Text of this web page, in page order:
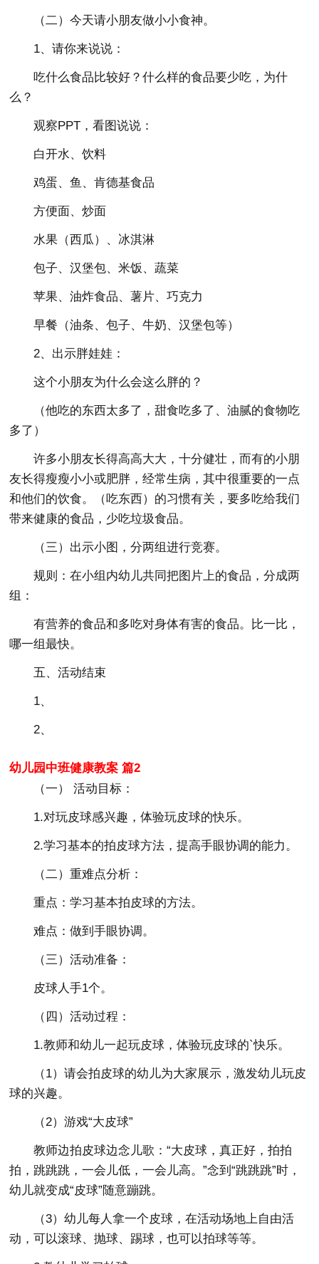
（二）今天请小朋友做小小食神。
1、请你来说说：
吃什么食品比较好？什么样的食品要少吃，为什
么？
观察PPT，看图说说：
白开水、饮料
鸡蛋、鱼、肯德基食品
方便面、炒面
水果（西瓜）、冰淇淋
包子、汉堡包、米饭、蔬菜
苹果、油炸食品、薯片、巧克力
早餐（油条、包子、牛奶、汉堡包等）
2、出示胖娃娃：
这个小朋友为什么会这么胖的？
（他吃的东西太多了，甜食吃多了、油腻的食物吃
多了）
许多小朋友长得高高大大，十分健壮，而有的小朋
友长得瘦瘦小小或肥胖，经常生病，其中很重要的一点
和他们的饮食。（吃东西）的习惯有关，要多吃给我们
带来健康的食品，少吃垃圾食品。
（三）出示小图，分两组进行竞赛。
规则：在小组内幼儿共同把图片上的食品，分成两
组：
有营养的食品和多吃对身体有害的食品。比一比，
哪一组最快。
五、活动结束
1、
2、
幼儿园中班健康教案 篇2
（一） 活动目标：
1.对玩皮球感兴趣，体验玩皮球的快乐。
2.学习基本的拍皮球方法，提高手眼协调的能力。
（二）重难点分析：
重点：学习基本拍皮球的方法。
难点：做到手眼协调。
（三）活动准备：
皮球人手1个。
（四）活动过程：
1.教师和幼儿一起玩皮球，体验玩皮球的`快乐。
（1）请会拍皮球的幼儿为大家展示，激发幼儿玩皮
球的兴趣。
（2）游戏“大皮球”
教师边拍皮球边念儿歌：“大皮球，真正好，拍拍
拍，跳跳跳，一会儿低，一会儿高。”念到“跳跳跳”时，
幼儿就变成“皮球”随意蹦跳。
（3）幼儿每人拿一个皮球，在活动场地上自由活
动，可以滚球、抛球、踢球，也可以拍球等等。